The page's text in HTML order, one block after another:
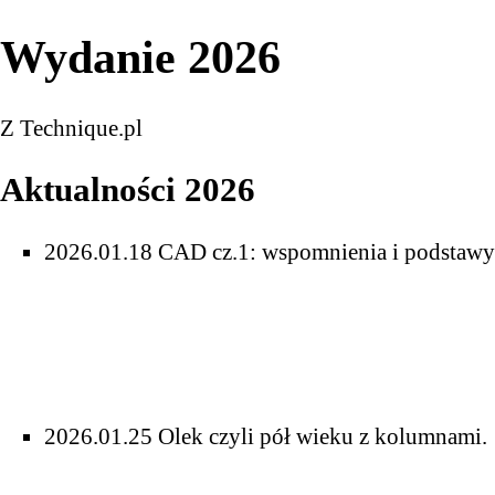
Wydanie 2026
Z Technique.pl
Aktualności 2026
2026.01.18 CAD cz.1: wspomnienia i podstawy
2026.01.25 Olek czyli pół wieku z kolumnami.